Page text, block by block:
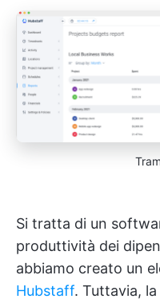
Si tratta di un
produttività dei
abbiamo creato un
Hubstaff. Tuttavia,